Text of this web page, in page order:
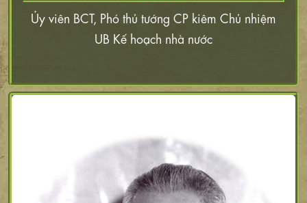
Ủy viên BCT, Phó thủ tướng CP kiêm Chủ nhiệm
UB Kế hoạch nhà nước